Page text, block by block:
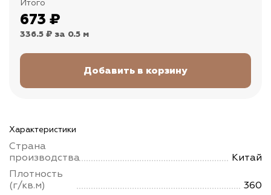
Итого
673 ₽
336.5 ₽ за 0.5 м
Характеристики
Страна
производства
Китай
Плотность
(г/кв.м)
360